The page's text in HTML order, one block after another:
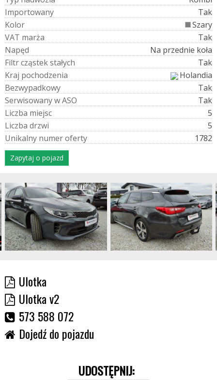
Importowany
Tak
Kolor
Szary
VAT marża
Tak
Napęd
Na przednie koła
Filtrcząstekstałych
Tak
Kraj pochodzenia
Holandia
Bezwypadkowy
Tak
SerwisowanywASO
Tak
Liczba miejsc
5
Liczba drzwi
5
Unikalny numeroferty 1782
Zapytaj o pojazd
Ulotka
Ulotka v2
573 588 072
Dojedź do pojazdu
UDOSTĘPNIJ: